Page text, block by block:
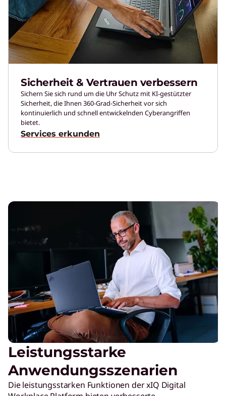
Sicherheit & Vertrauen verbessern
Sichern Sie sich rund um die Uhr Schutz mit KI-gestützter
Sicherheit, die Ihnen 360-Grad-Sicherheit vor sich
kontinuierlich und schnell entwickelnden Cyberangriffen
bietet.
Services erkunden
Leistungsstarke
Anwendungsszenarien
Die leistungsstarken Funktionen der xIQ Digital